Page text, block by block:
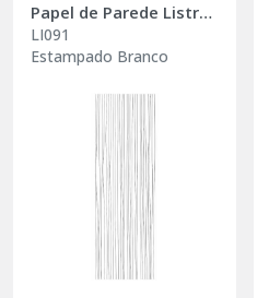
Papel de Parede Listrado Wave
LI091
Estampado Branco